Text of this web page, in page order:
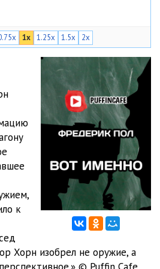
1x 1.25x 1.5x 2x
к
Хорн изобрел не оружие, а